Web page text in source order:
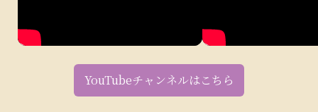
YouTubeチャンネルはこちら